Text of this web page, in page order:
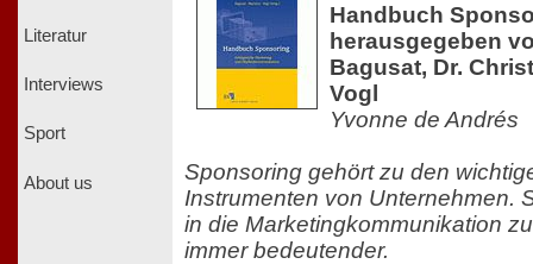
Literatur
Interviews
Sport
About us
Handbuch
herausgegeben
Bagusat, Dr.
Vogl
Yvonne de Andrés
Sponsoring gehört zu den
Instrumenten von Unternehmen.
in die Marketingkommunikation
immer bedeutender.